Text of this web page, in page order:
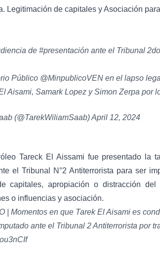
Legitimación de capitales y Asociación
de #presentación ante el Tribunal
Público @MinpublicoVEN en el lapso
Aisami, Samark Lopez y Simon Zerpa por
(@TarekWiliamSaab)April 12, 2024
Tareck El Aissami fue presentado la
el Tribunal N°2 Antiterrorista para ser
capitales, apropiación o distracción
o influencias y asociación.
| Momentos en que Tarek El Aisami es
ante el Tribunal 2 Antiterrorista por